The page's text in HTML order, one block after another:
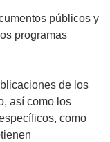
públicos y
programas
de los
así como los
como